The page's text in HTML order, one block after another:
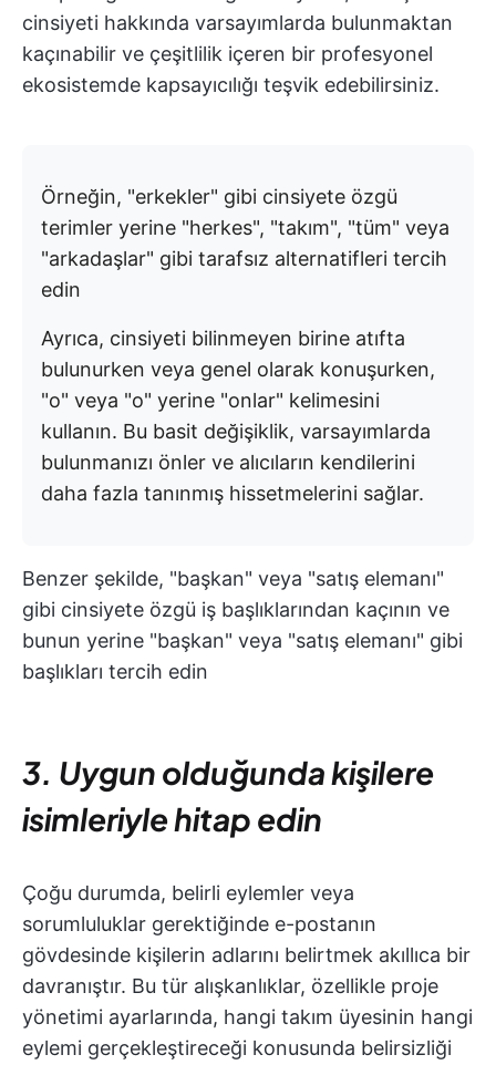
cinsiyeti hakkında varsayımlarda bulunmaktan
kaçınabilir ve çeşitlilik içeren bir profesyonel
ekosistemde kapsayıcılığı teşvik edebilirsiniz.
Örneğin, "erkekler" gibi cinsiyete özgü
terimler yerine "herkes", "takım", "tüm" veya
"arkadaşlar" gibi tarafsız alternatifleri tercih
edin
Ayrıca, cinsiyeti bilinmeyen birine atıfta
bulunurken veya genel olarak konuşurken,
"o" veya "o" yerine "onlar" kelimesini
kullanın. Bu basit değişiklik, varsayımlarda
bulunmanızı önler ve alıcıların kendilerini
daha fazla tanınmış hissetmelerini sağlar.
Benzer şekilde, "başkan" veya "satış elemanı"
gibi cinsiyete özgü iş başlıklarından kaçının ve
bunun yerine "başkan" veya "satış elemanı" gibi
başlıkları tercih edin
3. Uygun olduğunda kişilere
isimleriyle hitap edin
Çoğu durumda, belirli eylemler veya
sorumluluklar gerektiğinde e-postanın
gövdesinde kişilerin adlarını belirtmek akıllıca bir
davranıştır. Bu tür alışkanlıklar, özellikle proje
yönetimi ayarlarında, hangi takım üyesinin hangi
eylemi gerçekleştireceği konusunda belirsizliği